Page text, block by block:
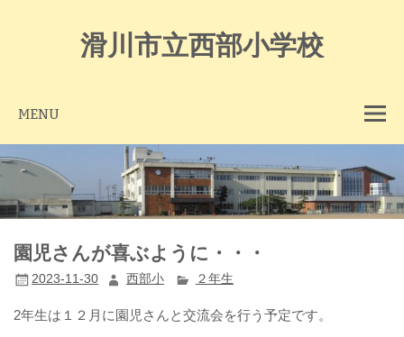
滑川市立西部小学校
MENU
園児さんが喜ぶように・・・
2023-11-30 西部小 ２年生
2年生は１２月に園児さんと交流会を行う予定です。